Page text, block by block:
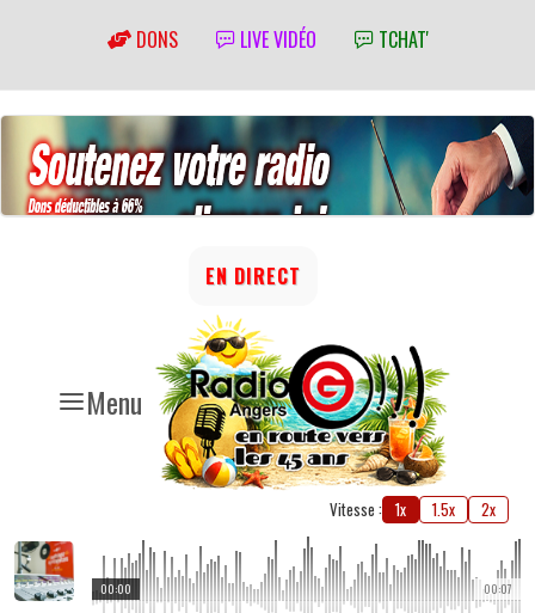
DONS LIVE VIDÉO TCHAT'
Menu
EN DIRECT
Vitesse : 1x 1.5x 2x
00:07
00:00